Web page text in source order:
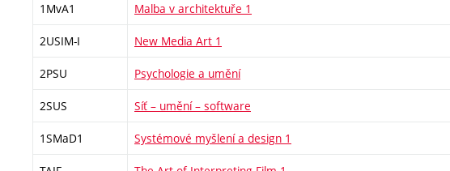
1MvA1 Malba v architektuře 1
2USIM-I New Media Art 1
2PSU Psychologie a umění
2SUS Síť – umění – software
1SMaD1 Systémové myšlení a design 1